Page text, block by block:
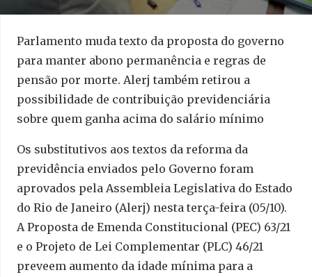
Parlamento muda texto da proposta do governo
para manter abono permanência e regras de
pensão por morte. Alerj também retirou a
possibilidade de contribuição previdenciária
sobre quem ganha acima do salário mínimo
Os substitutivos aos textos da reforma da
previdência enviados pelo Governo foram
aprovados pela Assembleia Legislativa do Estado
do Rio de Janeiro (Alerj) nesta terça-feira (05/10).
A Proposta de Emenda Constitucional (PEC) 63/21
e o Projeto de Lei Complementar (PLC) 46/21
preveem aumento da idade mínima para a